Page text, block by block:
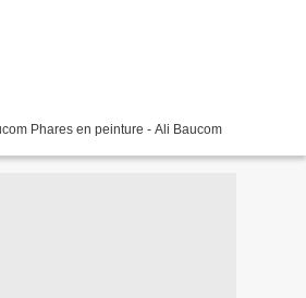
Phares en peinture - Ali Baucom